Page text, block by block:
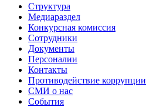
Структура
Медиараздел
Конкурсная комиссия
Сотрудники
Документы
Персоналии
Контакты
Противодействие коррупции
СМИ о нас
События